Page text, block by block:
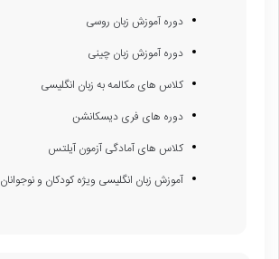
دوره آموزش زبان روسی
دوره آموزش زبان چینی
کلاس های مکالمه به زبان انگلیسی
دوره های فری دیسکانشن
کلاس های آمادگی آزمون آیلتس
آموزش زبان انگلیسی ویژه کودکان و نوجوانان